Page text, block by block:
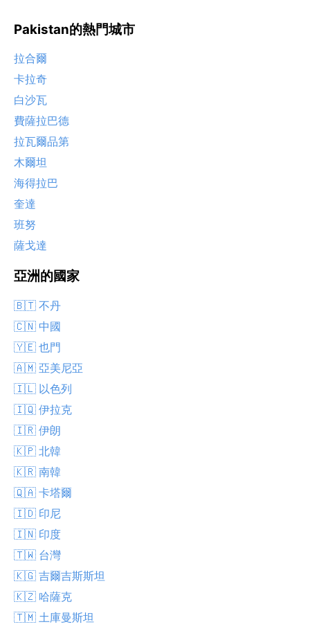
Pakistan的熱門城市
拉合爾
卡拉奇
白沙瓦
費薩拉巴德
拉瓦爾品第
木爾坦
海得拉巴
奎達
班努
薩戈達
亞洲的國家
🇧🇹 不丹
🇨🇳 中國
🇾🇪 也門
🇦🇲 亞美尼亞
🇮🇱 以色列
🇮🇶 伊拉克
🇮🇷 伊朗
🇰🇵 北韓
🇰🇷 南韓
🇶🇦 卡塔爾
🇮🇩 印尼
🇮🇳 印度
🇹🇼 台灣
🇰🇬 吉爾吉斯斯坦
🇰🇿 哈薩克
🇹🇲 土庫曼斯坦